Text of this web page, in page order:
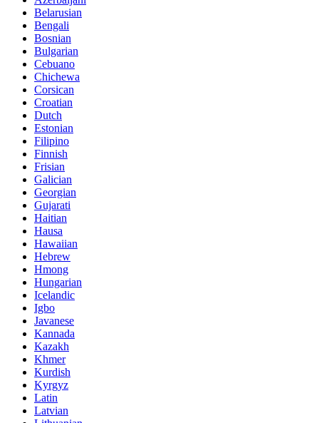
Belarusian
Bengali
Bosnian
Bulgarian
Cebuano
Chichewa
Corsican
Croatian
Dutch
Estonian
Filipino
Finnish
Frisian
Galician
Georgian
Gujarati
Haitian
Hausa
Hawaiian
Hebrew
Hmong
Hungarian
Icelandic
Igbo
Javanese
Kannada
Kazakh
Khmer
Kurdish
Kyrgyz
Latin
Latvian